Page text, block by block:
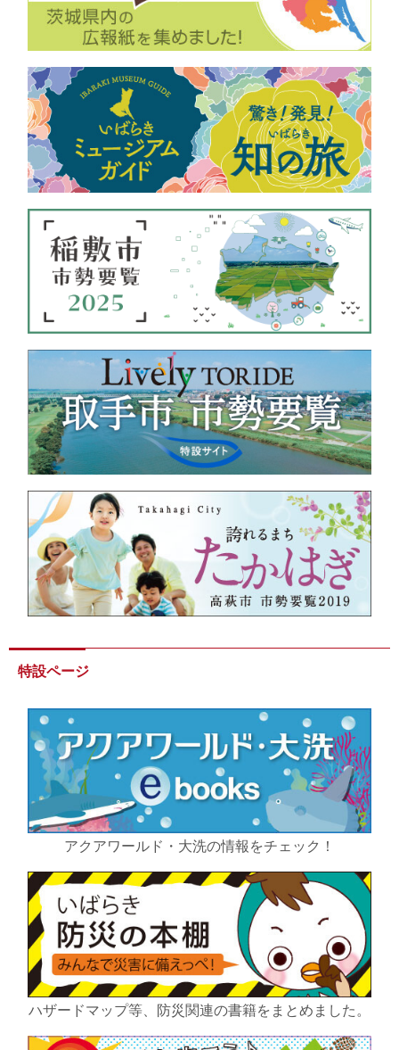
特設ページ
アクアワールド・大洗の情報をチェック！
ハザードマップ等、防災関連の書籍をまとめました。